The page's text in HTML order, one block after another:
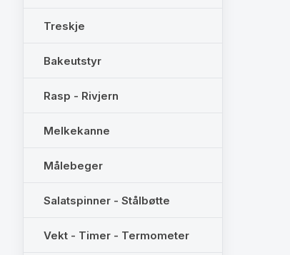
Treskje
Bakeutstyr
Rasp - Rivjern
Melkekanne
Målebeger
Salatspinner - Stålbøtte
Vekt - Timer - Termometer